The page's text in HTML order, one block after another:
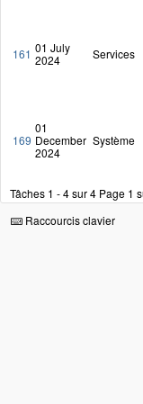
161 01 July
2024
Services
169
01
December
2024
Système
Tâches 1 - 4 sur 4 Page 1
Raccourcis clavier